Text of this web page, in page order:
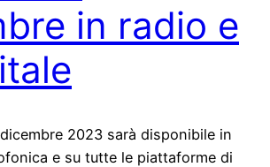
in radio e
2023 sarà disponibile in
e su tutte le piattaforme di